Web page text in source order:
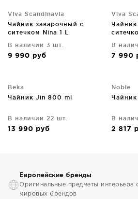
Viva Scandinavia
Чайник заварочный с
ситечком Nina 1 L
В наличии 3 шт.
9 990 руб
Viva
Чайник
В
7 990
Beka
Чайник Jin 800 ml
В наличии 22 шт.
13 990 руб
Noble
Чайник
В
2 817
Европейские бренды
Оригинальные предметы интерьера
мировых брендов